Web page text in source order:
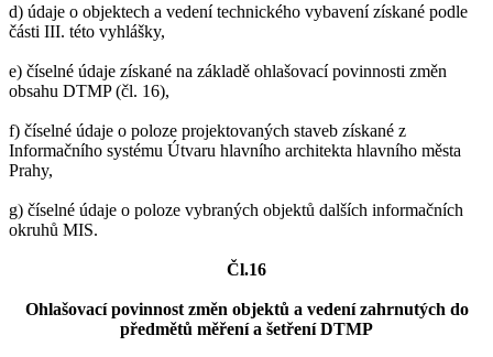
d) údaje o objektech a vedení technického vybavení získané podle
části III. této vyhlášky,
e) číselné údaje získané na základě ohlašovací povinnosti změn
obsahu DTMP (čl. 16),
f) číselné údaje o poloze projektovaných staveb získané z
Informačního systému Útvaru hlavního architekta hlavního města
Prahy,
g) číselné údaje o poloze vybraných objektů dalších informačních
okruhů MIS.
Čl.16
Ohlašovací povinnost změn objektů a vedení zahrnutých do
předmětů měření a šetření DTMP